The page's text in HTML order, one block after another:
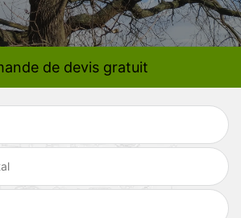
de devis gratuit